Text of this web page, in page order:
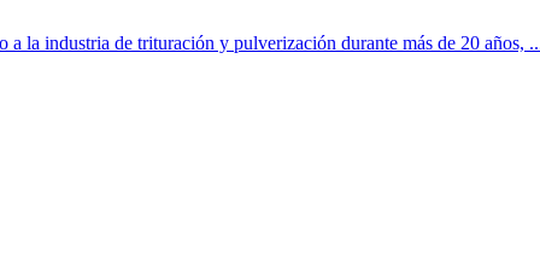
la industria de trituración y pulverización durante más de 20 años,